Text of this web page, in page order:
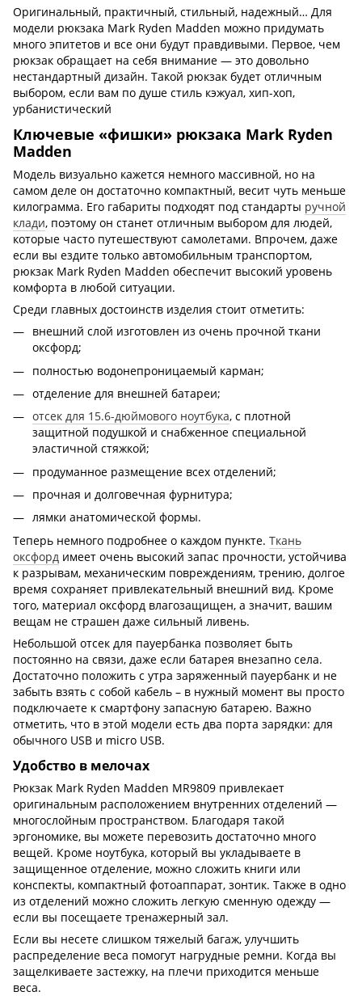
Оригинальный, практичный, стильный, надежный… Для
модели рюкзака Mark Ryden Madden можно придумать
много эпитетов и все они будут правдивыми. Первое, чем
рюкзак обращает на себя внимание — это довольно
нестандартный дизайн. Такой рюкзак будет отличным
выбором, если вам по душе стиль кэжуал, хип-хоп,
урбанистический
Ключевые «фишки» рюкзака Mark Ryden
Madden
Модель визуально кажется немного массивной, но на
самом деле он достаточно компактный, весит чуть меньше
килограмма. Его габариты подходят под стандарты ручной
клади, поэтому он станет отличным выбором для людей,
которые часто путешествуют самолетами. Впрочем, даже
если вы ездите только автомобильным транспортом,
рюкзак Mark Ryden Madden обеспечит высокий уровень
комфорта в любой ситуации.
Среди главных достоинств изделия стоит отметить:
внешний слой изготовлен из очень прочной ткани
оксфорд;
полностью водонепроницаемый карман;
отделение для внешней батареи;
отсек для 15.6-дюймового ноутбука, с плотной
защитной подушкой и снабженное специальной
эластичной стяжкой;
продуманное размещение всех отделений;
прочная и долговечная фурнитура;
лямки анатомической формы.
Теперь немного подробнее о каждом пункте. Ткань
оксфорд имеет очень высокий запас прочности, устойчива
к разрывам, механическим повреждениям, трению, долгое
время сохраняет привлекательный внешний вид. Кроме
того, материал оксфорд влагозащищен, а значит, вашим
вещам не страшен даже сильный ливень.
Небольшой отсек для пауербанка позволяет быть
постоянно на связи, даже если батарея внезапно села.
Достаточно положить с утра заряженный пауербанк и не
забыть взять с собой кабель – в нужный момент вы просто
подключаете к смартфону запасную батарею. Важно
отметить, что в этой модели есть два порта зарядки: для
обычного USB и micro USB.
Удобство в мелочах
Рюкзак Mark Ryden Madden MR9809 привлекает
оригинальным расположением внутренних отделений —
многослойным пространством. Благодаря такой
эргономике, вы можете перевозить достаточно много
вещей. Кроме ноутбука, который вы укладываете в
защищенное отделение, можно сложить книги или
конспекты, компактный фотоаппарат, зонтик. Также в одно
из отделений можно сложить легкую сменную одежду —
если вы посещаете тренажерный зал.
Если вы несете слишком тяжелый багаж, улучшить
распределение веса помогут нагрудные ремни. Когда вы
защелкиваете застежку, на плечи приходится меньше
веса.